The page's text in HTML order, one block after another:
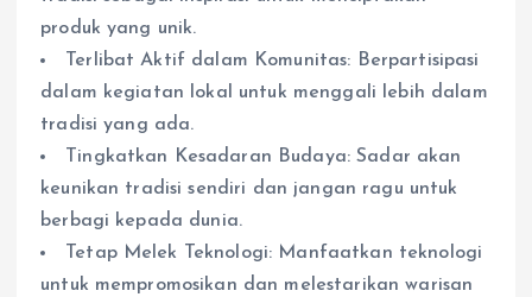
produk yang unik.
Terlibat Aktif dalam Komunitas: Berpartisipasi
dalam kegiatan lokal untuk menggali lebih dalam
tradisi yang ada.
Tingkatkan Kesadaran Budaya: Sadar akan
keunikan tradisi sendiri dan jangan ragu untuk
berbagi kepada dunia.
Tetap Melek Teknologi: Manfaatkan teknologi
untuk mempromosikan dan melestarikan warisan